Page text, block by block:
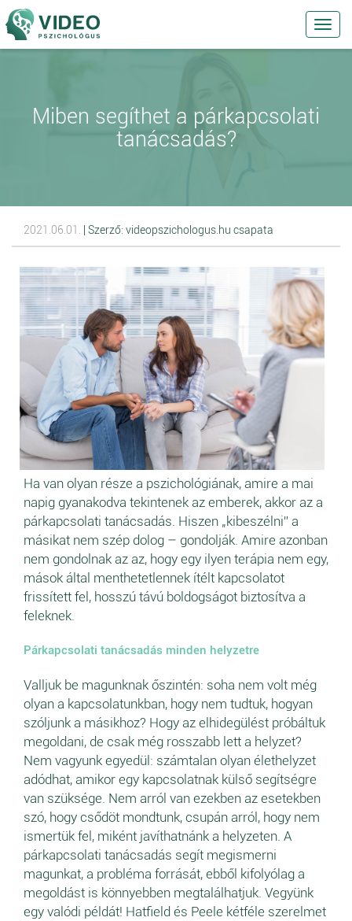
Miben segíthet a párkapcsolati
tanácsadás?
2021.06.01. | Szerző: videopszichologus.hu csapata
Ha van olyan része a pszichológiának, amire a mai
napig gyanakodva tekintenek az emberek, akkor az a
párkapcsolati tanácsadás. Hiszen „kibeszélni” a
másikat nem szép dolog – gondolják. Amire azonban
nem gondolnak az az, hogy egy ilyen terápia nem egy,
mások által menthetetlennek ítélt kapcsolatot
frissített fel, hosszú távú boldogságot biztosítva a
feleknek.
Párkapcsolati tanácsadás minden helyzetre
Valljuk be magunknak őszintén: soha nem volt még
olyan a kapcsolatunkban, hogy nem tudtuk, hogyan
szóljunk a másikhoz? Hogy az elhidegülést próbáltuk
megoldani, de csak még rosszabb lett a helyzet?
Nem vagyunk egyedül: számtalan olyan élethelyzet
adódhat, amikor egy kapcsolatnak külső segítségre
van szüksége. Nem arról van ezekben az esetekben
szó, hogy csődöt mondtunk, csupán arról, hogy nem
ismertük fel, miként javíthatnánk a helyzeten. A
párkapcsolati tanácsadás segít megismerni
magunkat, a probléma forrását, ebből kifolyólag a
megoldást is könnyebben megtalálhatjuk. Vegyünk
egy valódi példát! Hatfield és Peele kétféle szerelmet